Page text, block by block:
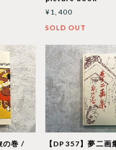
¥1,400
SOLD OUT
の巻 /
【DP357】夢二画